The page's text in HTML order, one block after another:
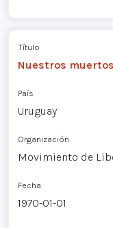
Título
Nuestros muertos
País
Uruguay
Organización
Movimiento de
Fecha
1970-01-01